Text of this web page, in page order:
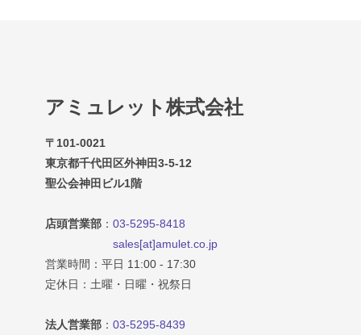
アミュレット株式会社
〒101-0021
東京都千代田区外神田3-5-12
聖公会神田ビル1階
店頭営業部 ： 03-5295-8418
sales[at]amulet.co.jp
営業時間：平日 11:00 - 17:30
定休日：土曜・日曜・祝祭日
法人営業部 ： 03-5295-8439